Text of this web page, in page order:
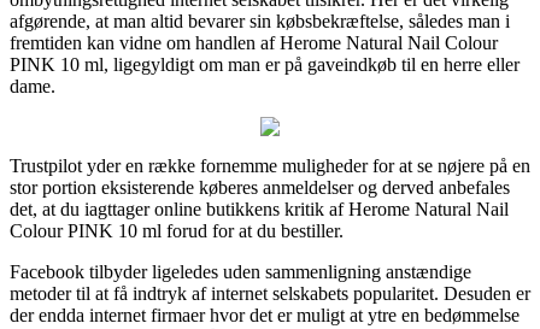
afgørende, at man altid bevarer sin købsbekræftelse, således man i
fremtiden kan vidne om handlen af Herome Natural Nail Colour
PINK 10 ml, ligegyldigt om man er på gaveindkøb til en herre eller
dame.
Trustpilot yder en række fornemme muligheder for at se nøjere på en
stor portion eksisterende køberes anmeldelser og derved anbefales
det, at du iagttager online butikkens kritik af Herome Natural Nail
Colour PINK 10 ml forud for at du bestiller.
Facebook tilbyder ligeledes uden sammenligning anstændige
metoder til at få indtryk af internet selskabets popularitet. Desuden er
der endda internet firmaer hvor det er muligt at ytre en bedømmelse